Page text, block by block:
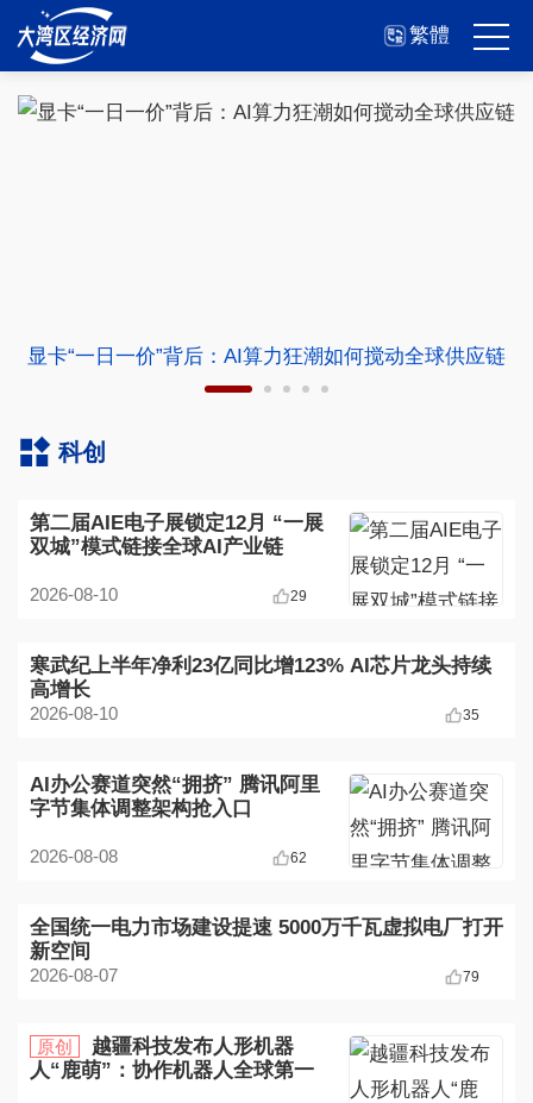
繁體
显卡“一日一价”背后：AI算力狂潮如何搅动全球供应链
科创
第二届AIE电子展锁定12月 “一展
双城”模式链接全球AI产业链
2026-08-10 29
寒武纪上半年净利23亿同比增123% AI芯片龙头持续
高增长
2026-08-10 35
AI办公赛道突然“拥挤” 腾讯阿里
字节集体调整架构抢入口
2026-08-08 62
全国统一电力市场建设提速 5000万千瓦虚拟电厂打开
新空间
2026-08-07 79
原创
越疆科技发布人形机器
人“鹿萌”：协作机器人全球第一